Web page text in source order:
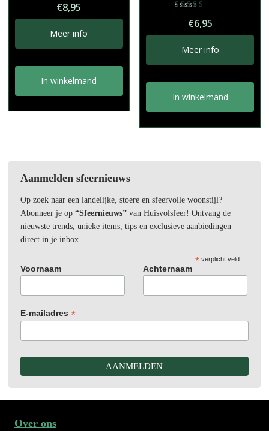
€8,95
Meer info
In winkelmand
5.00
uit 5
€6,95
Meer info
In winkelmand
Aanmelden sfeernieuws
Op zoek naar een landelijke, stoere en sfeervolle woonstijl?
Abonneer je op “Sfeernieuws”van Huisvolsfeer! Ontvang de
nieuwste trends, unieke items, tips en exclusieve aanbiedingen
direct in je inbox.
*verplicht veld
Voornaam Achternaam
E-mailadres *
Over ons